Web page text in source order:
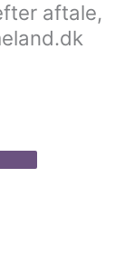
aftale,